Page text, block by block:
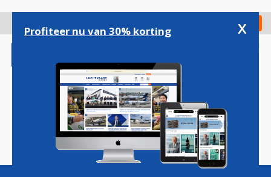
gaan
Check in
Magazine Podcasts Vacatures
Profiteer nu van 30% korting x